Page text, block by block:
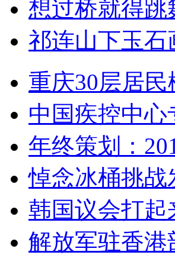
想过桥就得跳
祁连山下玉
重庆30层居
中国疾控中心
年终策划：
悼念冰桶挑战
韩国议会打起
解放军驻香港